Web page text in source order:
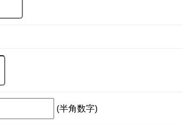
(半角数字)